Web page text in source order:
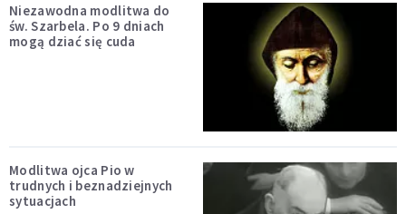
Niezawodna modlitwa do
św. Szarbela. Po 9 dniach
mogą dziać się cuda
Modlitwa ojca Pio w
trudnych i beznadziejnych
sytuacjach